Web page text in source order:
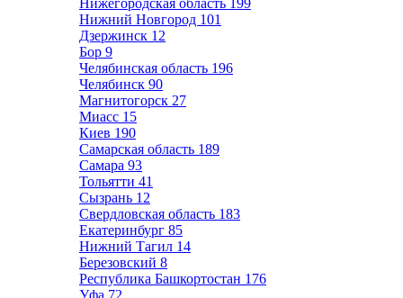
Нижегородская область 199
Нижний Новгород 101
Дзержинск 12
Бор 9
Челябинская область 196
Челябинск 90
Магнитогорск 27
Миасс 15
Киев 190
Самарская область 189
Самара 93
Тольятти 41
Сызрань 12
Свердловская область 183
Екатеринбург 85
Нижний Тагил 14
Березовский 8
Республика Башкортостан 176
Уфа 72